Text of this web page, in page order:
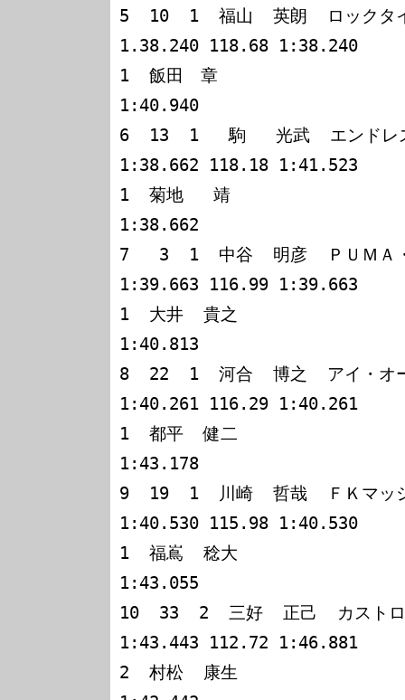
5  10  1  福山  英朗  ロックタイ
1.38.240 118.68 1:38.240
1  飯田　章
1:40.940
6  13  1   駒   光武  エンドレ
1:38.662 118.18 1:41.523
1  菊地   靖
1:38.662
7   3  1  中谷  明彦  ＰＵＭＡ
1:39.663 116.99 1:39.663
1  大井  貴之
1:40.813
8  22  1  河合  博之  アイ・オ
1:40.261 116.29 1:40.261
1  都平  健二
1:43.178
9  19  1  川崎  哲哉  ＦＫマッシ
1:40.530 115.98 1:40.530
1  福嶌  稔大
1:43.055
10  33  2  三好  正己  カストロ
1:43.443 112.72 1:46.881
2  村松  康生